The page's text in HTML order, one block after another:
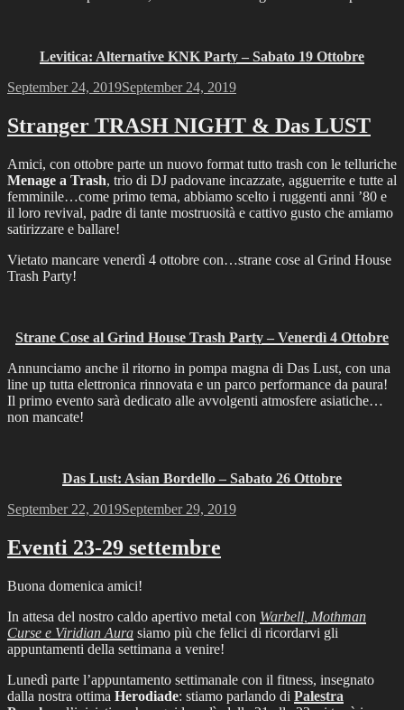
Levitica: Alternative KNK Party – Sabato 19 Ottobre
Posted
September 24, 2019September 24, 2019
Stranger TRASH NIGHT & Das LUST
Amici, con ottobre parte un nuovo format tutto trash con le telluriche
Menage a Trash, trio di DJ padovane incazzate, agguerrite e tutte al
femminile…come primo tema, abbiamo scelto i ruggenti anni ’80 e
il loro revival, padre di tante mostruosità e cattivo gusto che amiamo
satirizzare e ballare!
Vietato mancare venerdì 4 ottobre con…strane cose al Grind House
Trash Party!
Strane Cose al Grind House Trash Party – Venerdì 4 Ottobre
Annunciamo anche il ritorno in pompa magna di Das Lust, con una
line up tutta elettronica rinnovata e un parco performance da paura!
Il primo evento sarà dedicato alle avvolgenti atmosfere asiatiche…
non mancate!
Das Lust: Asian Bordello – Sabato 26 Ottobre
Posted
September 22, 2019September 29, 2019
Eventi 23-29 settembre
Buona domenica amici!
In attesa del nostro caldo apertivo metal con Warbell, Mothman
Curse e Viridian Aura siamo più che felici di ricordarvi gli
appuntamenti della settimana a venire!
Lunedì parte l’appuntamento settimanale con il fitness, insegnato
dalla nostra ottima Herodiade: stiamo parlando di Palestra